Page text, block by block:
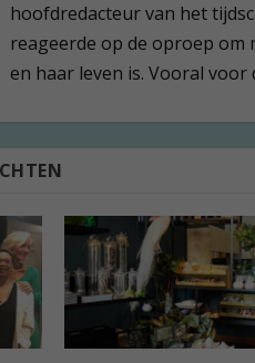
hoofdredacteur van het
reageerde op de oproep om
en haar leven is. Vooral voor